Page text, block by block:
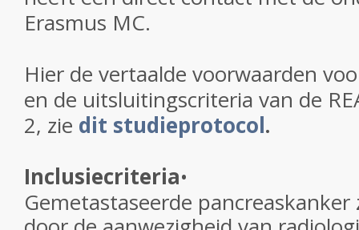
Erasmus MC.
Hier de vertaalde voorwaarden
en de uitsluitingscriteria van de
2, zie dit studieprotocol.
Inclusiecriteria•
Gemetastaseerde